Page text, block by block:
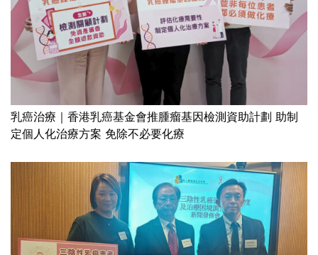
乳癌治療｜香港乳癌基金會推腫瘤基因檢測資助計劃 助制
定個人化治療方案 免除不必要化療